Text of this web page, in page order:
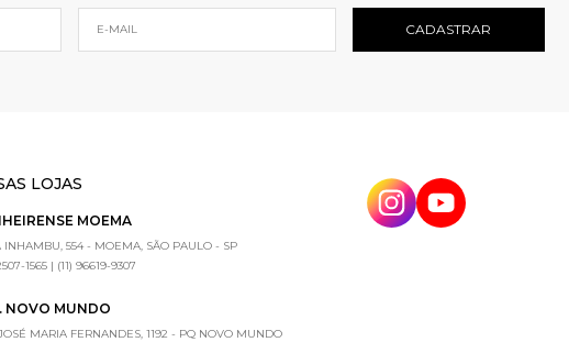
LOJAS
MOEMA
INHAMBU, 554 - MOEMA, SÃO PAULO - SP
1565 | (11) 96619-9307
NOVO MUNDO
MARIA FERNANDES, 1192 - PQ NOVO MUNDO